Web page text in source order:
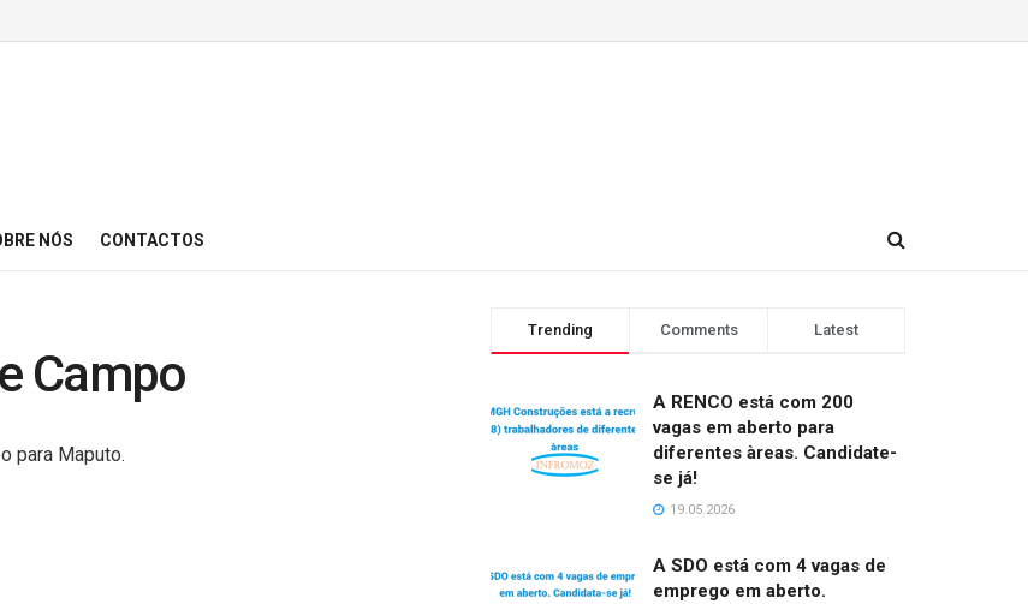
NÓS CONTACTOS
Campo
para Maputo.
Trending Comments Latest
A RENCO está com 200
vagas em aberto para
diferentes àreas. Candidate-
se já!
19.05.2026
A SDO está com 4 vagas de
emprego em aberto.